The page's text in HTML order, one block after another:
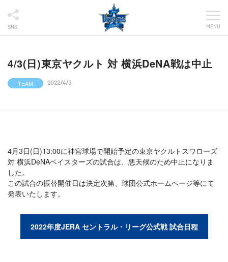
SNS MENU
4/3(日)東京ヤクルト 対 横浜DeNA戦は中止
TEAM 2022/4/3
4月3日(日)13:00に神宮球場で開始予定の東京ヤクルトスワローズ
対 横浜DeNAベイスターズの試合は、悪天候のため中止になりま
した。
この試合の振替開催日は決定次第、球団公式ホームページ等にて
発表いたします。
2022年度JERA セントラル・リーグ公式戦 試合日程